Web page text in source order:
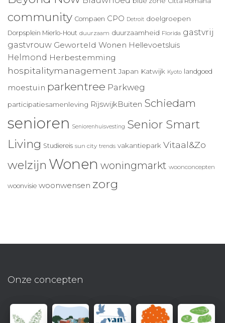
community Compaen CPO Detroit doelgroepen
Dorpsplein Mierlo-Hout duurzaam duurzaamheid Florida gastvrij
gastvrouw Geworteld Wonen Hellevoetsluis
Helmond Herbestemming
hospitalitymanagement Japan Katwijk Kyoto landgoed
moestuin parkentree Parkweg
participatiesamenleving RijswijkBuiten Schiedam
senioren Seniorenhuisvesting Senior Smart
Living Studiereis sun city trends vakantiepark Vitaal&Zo
welzijn Wonen woningmarkt woonconcepten
woonvisie woonwensen zorg
Onze concepten